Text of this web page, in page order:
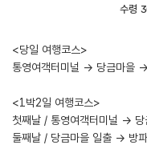
수령
<당일 여행코스>
통영여객터미널 → 당금마을
<1박2일 여행코스>
첫째날 / 통영여객터미널 →
둘째날 / 당금마을 일출 → 방